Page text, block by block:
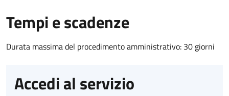
Tempi e scadenze
Durata massima del procedimento amministrativo: 30 giorni
Accedi al servizio